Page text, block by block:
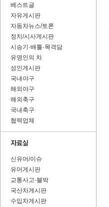
베스트글
자유게시판
자동차뉴스/토론
정치/시사게시판
시승기·배틀·목격담
유명인의 차
성인게시판
국내야구
해외야구
해외축구
국내축구
협력업체
신유머/이슈
유머게시판
교통사고·블박
국산차게시판
수입차게시판